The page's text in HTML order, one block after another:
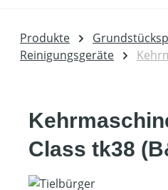
Produkte
Reinigungsgeräte
Class tk38